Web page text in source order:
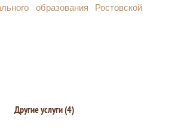
образования Ростовской
Другие услуги (4)